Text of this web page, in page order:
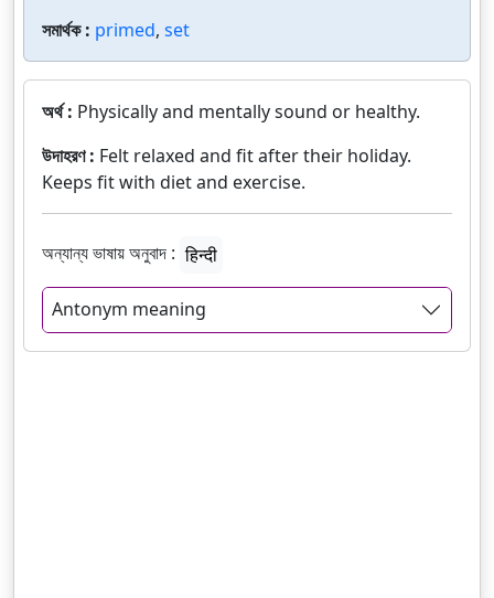
সমার্থক : primed, set
অর্থ : Physically and mentally sound or healthy.
উদাহরণ : Felt relaxed and fit after their holiday.
Keeps fit with diet and exercise.
অন্যান্য ভাষায় অনুবাদ : हिन्दी
Antonym meaning